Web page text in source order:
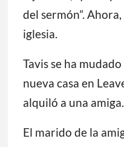
a la violencia
en su interior.
“Me sentí tan
dijo Tavis, “y me
del sermón”.
iglesia.